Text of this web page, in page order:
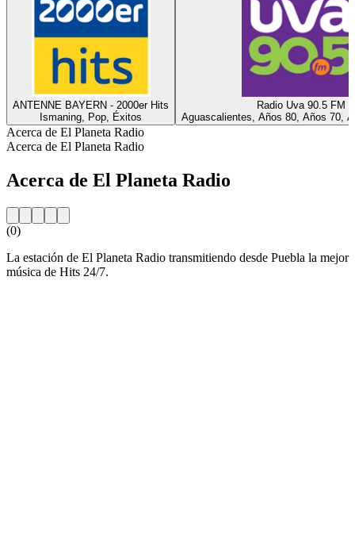
ANTENNE BAYERN - 2000er Hits
Ismaning, Pop, Éxitos
Radio Uva 90.5 FM
Aguascalientes, Años 80, Años 70,
Acerca de El Planeta Radio
Acerca de El Planeta Radio
Acerca de El Planeta Radio
(0)
La estación de El Planeta Radio transmitiendo desde Puebla la mejor
música de Hits 24/7.